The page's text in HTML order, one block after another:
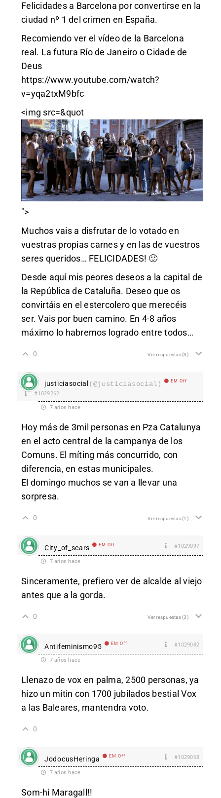
Felicidades a Barcelona por convertirse en la
ciudad nº 1 del crimen en España.
Recomiendo ver el vídeo de la Barcelona
real. La futura Río de Janeiro o Cidade de
Deus
https://www.youtube.com/watch?
v=yqa2txM9bfc
<img src=&quot
">
Muchos vais a disfrutar de lo votado en
vuestras propias carnes y en las de vuestros
seres queridos… FELICIDADES! 🙂
Desde aquí mis peores deseos a la capital de
la República de Cataluña. Deseo que os
convirtáis en el estercolero que merecéis
ser. Vais por buen camino. En 4-8 años
máximo lo habremos logrado entre todos…
0 Ver respuestas(3)
justiciasocial(@justiciasocial) EM Off
#1029262
7 años hace
Hoy más de 3mil personas en Pza Catalunya
en el acto central de la campanya de los
Comuns. El míting más concurrido, con
diferencia, en estas municipales.
El domingo muchos se van a llevar una
sorpresa.
0 Ver respuestas(1)
City_of_scars EM Off #1029097
7 años hace
Sinceramente, prefiero ver de alcalde al viejo
antes que a la gorda.
0 Ver respuestas(3)
Antifeminismo95 EM Off #1029082
7 años hace
Llenazo de vox en palma, 2500 personas, ya
hizo un mitin con 1700 jubilados bestial Vox
a las Baleares, mantendra voto.
0
JodocusHeringa EM Off #1029068
7 años hace
Som-hi Maragall!!